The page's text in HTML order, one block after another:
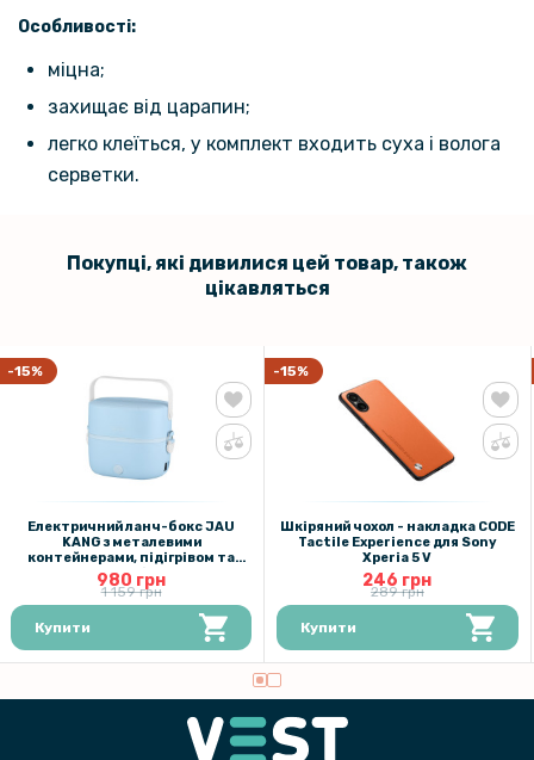
Особливості:
міцна;
захищає від царапин;
легко клеїться, у комплект входить суха і волога
серветки.
Покупці, які дивилися цей товар, також
цікавляться
-15%
Електричний ланч-бокс JAU
KANG з металевими
контейнерами, підігрівом та
герметизацією, Blue
980 грн
1 159 грн
Купити
-15%
Шкіряний чохол - накладка CODE
Tactile Experience для Sony
Xperia 5 V
246 грн
289 грн
Купити